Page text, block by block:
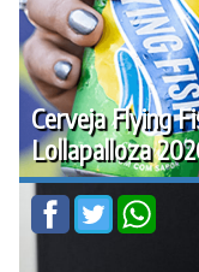
Cerveja Flying
Lollapalloza